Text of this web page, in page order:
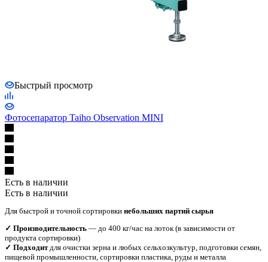
Быстрый просмотр
Фотосепаратор Taiho Observation MINI
Есть в наличии
Есть в наличии
Для быстрой и точной сортировки небольших партий сырья
✓ Производительность — до 400 кг/час на лоток (в зависимости от
продукта сортировки)
✓ Подходитдля очистки зерна и любых сельхозкультур, подготовки семян,
пищевой промышленности, сортировки пластика, руды и металла